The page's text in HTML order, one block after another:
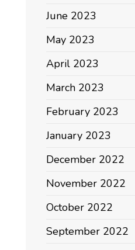
June 2023
May 2023
April 2023
March 2023
February 2023
January 2023
December 2022
November 2022
October 2022
September 2022